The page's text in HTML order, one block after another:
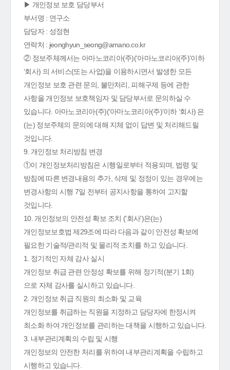
▶ 개인정보 보호 담당부서
부서명 : 연구소
담당자 : 성정현
연락처 : jeonghyun_seong@amano.co.kr
② 정보주체께서는 아마노코리아(주)(‘아마노코리아(주)’이하
‘회사) 의 서비스(또는 사업)을 이용하시면서 발생한 모든
개인정보 보호 관련 문의, 불만처리, 피해구제 등에 관한
사항을 개인정보 보호책임자 및 담당부서로 문의하실 수
있습니다. 아마노코리아(주)(‘아마노코리아(주)’이하 ‘회사) 은
(는) 정보주체의 문의에 대해 지체 없이 답변 및 처리해드릴
것입니다.
9. 개인정보 처리방침 변경
①이 개인정보처리방침은 시행일로부터 적용되며, 법령 및
방침에 따른 변경내용의 추가, 삭제 및 정정이 있는 경우에는
변경사항의 시행 7일 전부터 공지사항을 통하여 고지할
것입니다.
10. 개인정보의 안전성 확보 조치 ('회사')은(는)
개인정보보호법 제29조에 따라 다음과 같이 안전성 확보에
필요한 기술적/관리적 및 물리적 조치를 하고 있습니다.
1. 정기적인 자체 감사 실시
개인정보 취급 관련 안정성 확보를 위해 정기적(분기 1회)
으로 자체 감사를 실시하고 있습니다.
2. 개인정보 취급 직원의 최소화 및 교육
개인정보를 취급하는 직원을 지정하고 담당자에 한정시켜
최소화 하여 개인정보를 관리하는 대책을 시행하고 있습니다.
3. 내부관리계획의 수립 및 시행
개인정보의 안전한 처리를 위하여 내부관리계획을 수립하고
시행하고 있습니다.